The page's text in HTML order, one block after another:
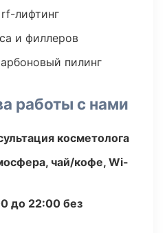
лифтинг
и филлеров
пилинг
работы с нами
косметолога
чай/кофе, Wi-
до 22:00 без